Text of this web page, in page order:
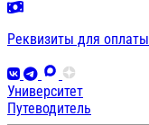
Реквизиты для оплаты
Университет
Путеводитель